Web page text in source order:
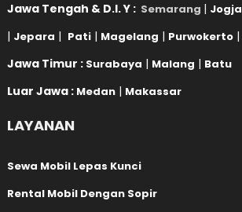
Jawa Tengah & D.I. Y : Semarang | Jogja
| Jepara | Pati | Magelang | Purwokerto |
Jawa Timur : Surabaya | Malang | Batu
Luar Jawa : Medan | Makassar
LAYANAN
Sewa Mobil Lepas Kunci
Rental Mobil Dengan Sopir